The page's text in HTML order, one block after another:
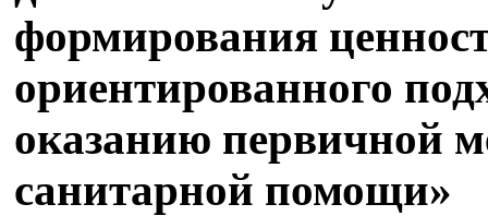
формирования
ориентированного
оказанию первичной
санитарной помощи»